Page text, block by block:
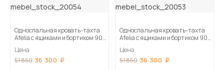
Односпальная кровать-тахта
Afelia с ящиками и бортиком 900
основанием
Цена
51 850 36 300
Односпальная кровать-тахта
Afelia с ящиками и бортиком 900
основанием
Цена
51 850 36 300